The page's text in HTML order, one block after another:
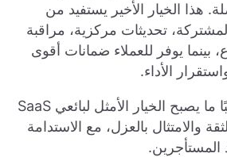
هذا الخيار الأخير يستفيد من
المشتركة، تحديثات مركزية، مراقبة
بينما يوفر للعملاء ضمانات أقوى
الأداء.
هذا النهج الهجين غالبًا ما يصبح الخيار الأمثل لبائعي SaaS
والامتثال بالعزل، مع الاستدامة
المستأجرين.